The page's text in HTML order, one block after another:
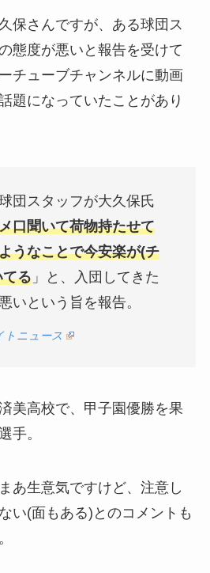
保さんですが、ある球団ス
態度が悪いと報告を受けて
チューブチャンネルに動画
題になっていたことがあり
団スタッフが大久保氏
口聞いて荷物持たせて
うなことで今安楽が(チ
る」と、入団してきた
いという旨を報告。
トニュース
美高校で、甲子園優勝を果
手。
あ生意気ですけど、注意し
い(面もある)とのコメントも